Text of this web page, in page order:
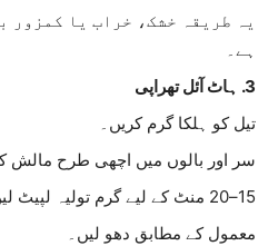
یہ طریقہ خشک، خراب یا کمزور
ہے۔
3. ہاٹ آئل تھراپی
تیل کو ہلکا گرم کریں۔
سر اور بالوں میں اچھی طرح مالش
15–20 منٹ کے لیے گرم تولیہ لپیٹ لیں۔
معمول کے مطابق دھو لیں۔